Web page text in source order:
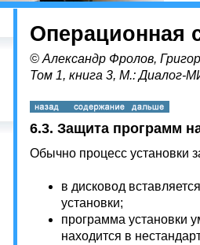
Операционная
© Александр Фролов,
Том 1, книга 3, М.: Диалог-
6.3. Защита программ
Обычно процесс установки
в дисковод
установки;
программа установки
находится в